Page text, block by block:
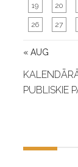
« AUG
19 20
26 27
PUBLISKIE